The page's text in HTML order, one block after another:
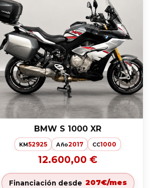
BMW S 1000 XR
KM52925 Año2017 CC1000
12.600,00 €
Financiación desde 207€/mes